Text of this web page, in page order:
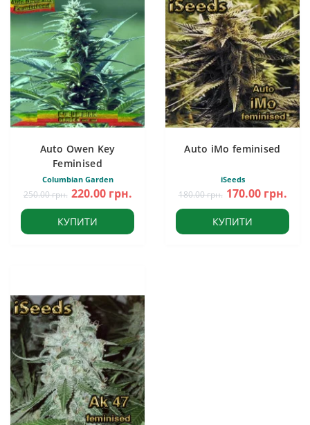
Auto Owen Key
Feminised
Columbian Garden
250.00 грн. 220.00 грн.
КУПИТИ
Auto iMo feminised
iSeeds
180.00 грн. 170.00 грн.
КУПИТИ